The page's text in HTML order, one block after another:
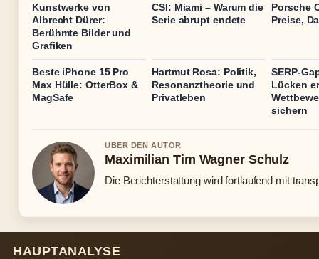
Kunstwerke von
Albrecht Dürer:
Berühmte Bilder und
Grafiken
CSI: Miami – Warum die
Serie abrupt endete
Porsche
Preise,
Beste iPhone 15 Pro
Max Hülle: OtterBox &
MagSafe
Hartmut Rosa: Politik,
Resonanztheorie und
Privatleben
SERP-
Lücken
sichern
UBER DEN AUTOR
Maximilian Tim Wagner Schulz
Die Berichterstattung wird fortlaufend mit
HAUPTANALYSE